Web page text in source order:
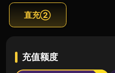
直充②
充值额度